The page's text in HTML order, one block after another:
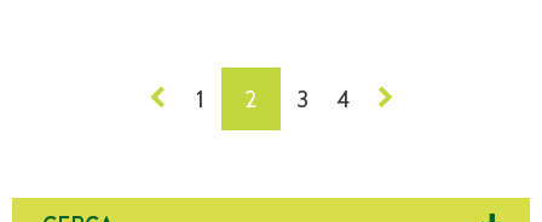
NAVIGAZIONE
1 2 3 4